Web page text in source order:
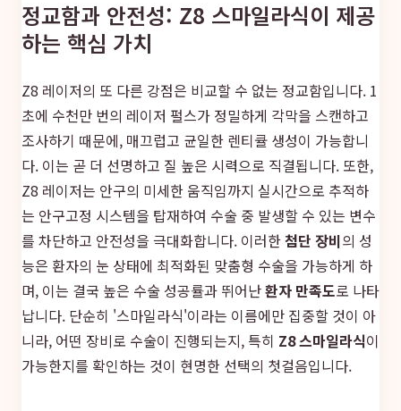
정교함과 안전성: Z8 스마일라식이 제공
하는 핵심 가치
Z8 레이저의 또 다른 강점은 비교할 수 없는 정교함입니다. 1
초에 수천만 번의 레이저 펄스가 정밀하게 각막을 스캔하고
조사하기 때문에, 매끄럽고 균일한 렌티큘 생성이 가능합니
다. 이는 곧 더 선명하고 질 높은 시력으로 직결됩니다. 또한,
Z8 레이저는 안구의 미세한 움직임까지 실시간으로 추적하
는 안구고정 시스템을 탑재하여 수술 중 발생할 수 있는 변수
를 차단하고 안전성을 극대화합니다. 이러한첨단 장비의 성
능은 환자의 눈 상태에 최적화된 맞춤형 수술을 가능하게 하
며, 이는 결국 높은 수술 성공률과 뛰어난환자 만족도로 나타
납니다. 단순히 '스마일라식'이라는 이름에만 집중할 것이 아
니라, 어떤 장비로 수술이 진행되는지, 특히 Z8 스마일라식이
가능한지를 확인하는 것이 현명한 선택의 첫걸음입니다.